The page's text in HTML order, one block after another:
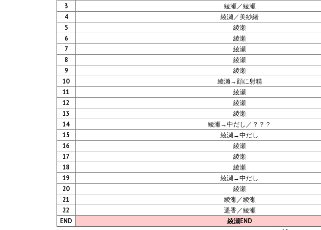
3
綾瀬／綾瀬
4
綾瀬／美紗緒
5
綾瀬
6
綾瀬
7
綾瀬
8
綾瀬
9
綾瀬
10
綾瀬→顔に射精
11
綾瀬
12
綾瀬
13
綾瀬
14
綾瀬→中だし／？？？
15
綾瀬→中だし
16
綾瀬
17
綾瀬
18
綾瀬
19
綾瀬→中だし
20
綾瀬
21
綾瀬／綾瀬
22
遥香／綾瀬
END
綾瀬END